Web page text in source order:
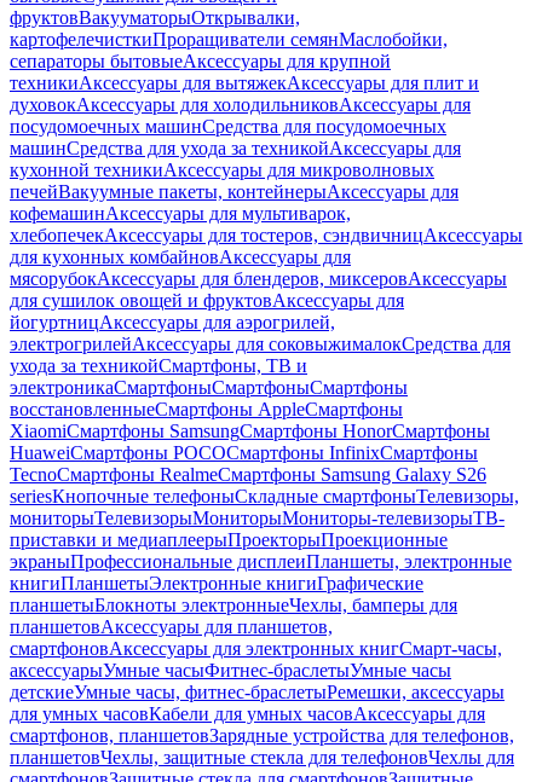
фруктовВакууматорыОткрывалки,
картофелечисткиПроращиватели семянМаслобойки,
сепараторы бытовыеАксессуары для крупной
техникиАксессуары для вытяжекАксессуары для плит и
духовокАксессуары для холодильниковАксессуары для
посудомоечных машинСредства для посудомоечных
машинСредства для ухода за техникойАксессуары для
кухонной техникиАксессуары для микроволновых
печейВакуумные пакеты, контейнерыАксессуары для
кофемашинАксессуары для мультиварок,
хлебопечекАксессуары для тостеров, сэндвичницАксессуары
для кухонных комбайновАксессуары для
мясорубокАксессуары для блендеров, миксеровАксессуары
для сушилок овощей и фруктовАксессуары для
йогуртницАксессуары для аэрогрилей,
электрогрилейАксессуары для соковыжималокСредства для
ухода за техникойСмартфоны, ТВ и
электроникаСмартфоныСмартфоныСмартфоны
восстановленныеСмартфоны AppleСмартфоны
XiaomiСмартфоны SamsungСмартфоны HonorСмартфоны
HuaweiСмартфоны POCOСмартфоны InfinixСмартфоны
TecnoСмартфоны RealmeСмартфоны Samsung Galaxy S26
seriesКнопочные телефоныСкладные смартфоныТелевизоры,
мониторыТелевизорыМониторыМониторы-телевизорыТВ-
приставки и медиаплеерыПроекторыПроекционные
экраныПрофессиональные дисплеиПланшеты, электронные
книгиПланшетыЭлектронные книгиГрафические
планшетыБлокноты электронныеЧехлы, бамперы для
планшетовАксессуары для планшетов,
смартфоновАксессуары для электронных книгСмарт-часы,
аксессуарыУмные часыФитнес-браслетыУмные часы
детскиеУмные часы, фитнес-браслетыРемешки, аксессуары
для умных часовКабели для умных часовАксессуары для
смартфонов, планшетовЗарядные устройства для телефонов,
планшетовЧехлы, защитные стекла для телефоновЧехлы для